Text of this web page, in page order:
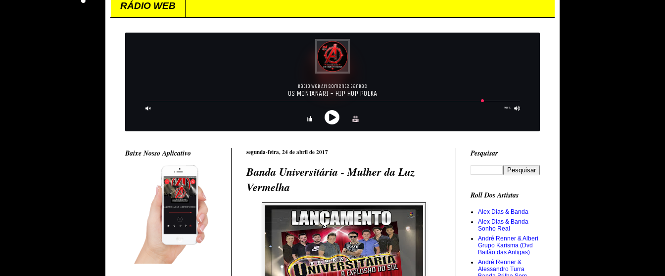
RÁDIO WEB
segunda-feira, 24 de abril de 2017
Banda Universitária - Mulher da Luz
Vermelha
Baixe Nosso Aplicativo Pesquisar
Roll Dos Artistas
Alex Dias & Banda
Alex Dias & Banda
Sonho Real
André Renner & Alberi
Grupo Karisma (Dvd
Bailão das Antigas)
André Renner &
Alessandro Turra